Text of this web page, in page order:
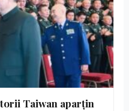
Taiwan aparțin